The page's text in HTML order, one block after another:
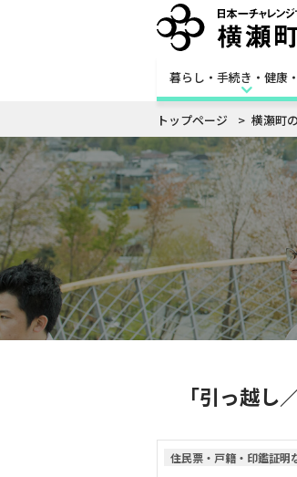
暮らし・手続き・健康
トップページ 横瀬町
「引っ越
住民票・戸籍・印鑑証明